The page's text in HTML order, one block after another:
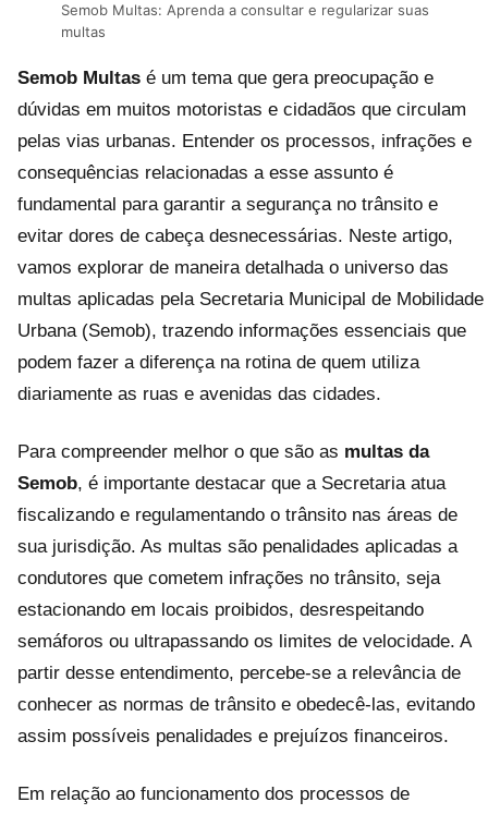
Semob Multas: Aprenda a consultar e regularizar suas
multas
Semob Multas é um tema que gera preocupação e
dúvidas em muitos motoristas e cidadãos que circulam
pelas vias urbanas. Entender os processos, infrações e
consequências relacionadas a esse assunto é
fundamental para garantir a segurança no trânsito e
evitar dores de cabeça desnecessárias. Neste artigo,
vamos explorar de maneira detalhada o universo das
multas aplicadas pela Secretaria Municipal de Mobilidade
Urbana (Semob), trazendo informações essenciais que
podem fazer a diferença na rotina de quem utiliza
diariamente as ruas e avenidas das cidades.
Para compreender melhor o que são as multas da
Semob, é importante destacar que a Secretaria atua
fiscalizando e regulamentando o trânsito nas áreas de
sua jurisdição. As multas são penalidades aplicadas a
condutores que cometem infrações no trânsito, seja
estacionando em locais proibidos, desrespeitando
semáforos ou ultrapassando os limites de velocidade. A
partir desse entendimento, percebe-se a relevância de
conhecer as normas de trânsito e obedecê-las, evitando
assim possíveis penalidades e prejuízos financeiros.
Em relação ao funcionamento dos processos de